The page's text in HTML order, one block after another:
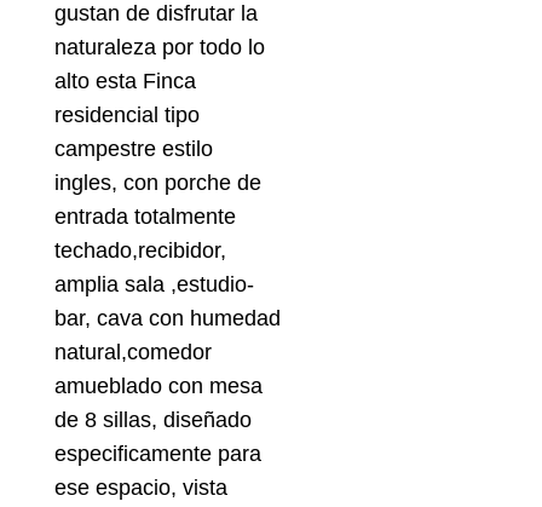
gustan de disfrutar la
naturaleza por todo lo
alto esta Finca
residencial tipo
campestre estilo
ingles, con porche de
entrada totalmente
techado,recibidor,
amplia sala ,estudio-
bar, cava con humedad
natural,comedor
amueblado con mesa
de 8 sillas, diseñado
especificamente para
ese espacio, vista